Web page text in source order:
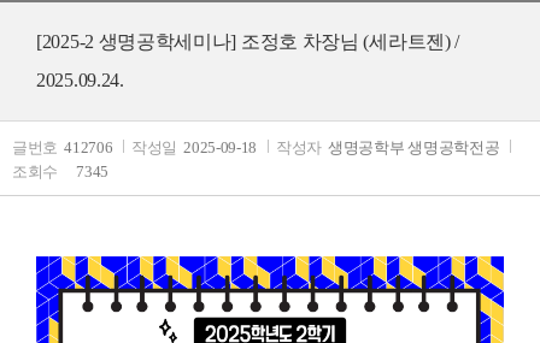
[2025-2 생명공학세미나] 조정호 차장님 (세라트젠) /
2025.09.24.
글번호 412706 작성일 2025-09-18 작성자 생명공학부 생명공학전공
조회수
7345